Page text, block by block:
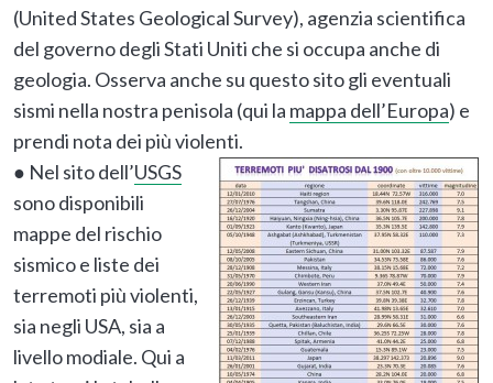
(United States Geological Survey), agenzia scientifica
del governo degli Stati Uniti che si occupa anche di
geologia. Osserva anche su questo sito gli eventuali
sismi nella nostra penisola (qui la mappa dell’Europa) e
prendi nota dei più violenti.
● Nel sito dell’USGS
sono disponibili
mappe del rischio
sismico e liste dei
terremoti più violenti,
sia negli USA, sia a
livello modiale. Qui a